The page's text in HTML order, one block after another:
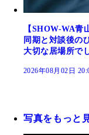
【SHOW-WA
同期と対談後の
大切な居場所で
2026年08月02日
写真をもっと